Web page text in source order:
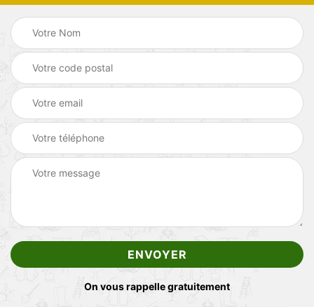
On vous rappelle gratuitement